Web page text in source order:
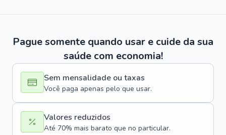
Pague somente quando usar e cuide da sua
saúde com economia!
Sem mensalidade ou taxas
Você paga apenas pelo que usar.
Valores reduzidos
Até 70% mais barato que no particular.